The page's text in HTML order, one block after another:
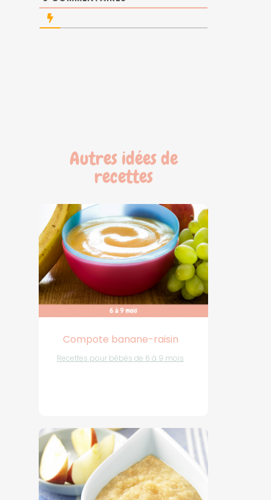
Autres idées de
recettes
Compote banane-raisin
Recettes pour bébés de 6 à 9 mois